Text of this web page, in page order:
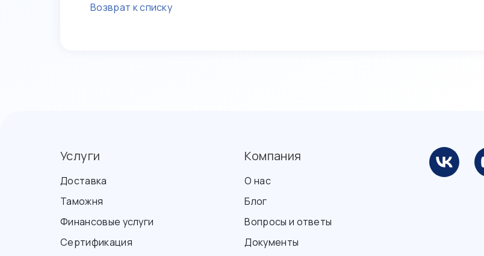
Возврат к списку
Услуги
Доставка
Таможня
Финансовые услуги
Сертификация
Компания
О нас
Блог
Вопросы и ответы
Документы